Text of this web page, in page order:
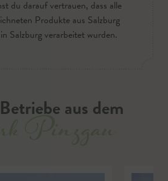
du darauf vertrauen, dass alle
Produkte aus Salzburg
Salzburg verarbeitet wurden.
aus dem
Pinzgau